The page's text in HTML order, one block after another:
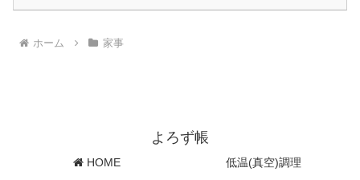
ホーム 家事
よろず帳
HOME
低温(真空)調理